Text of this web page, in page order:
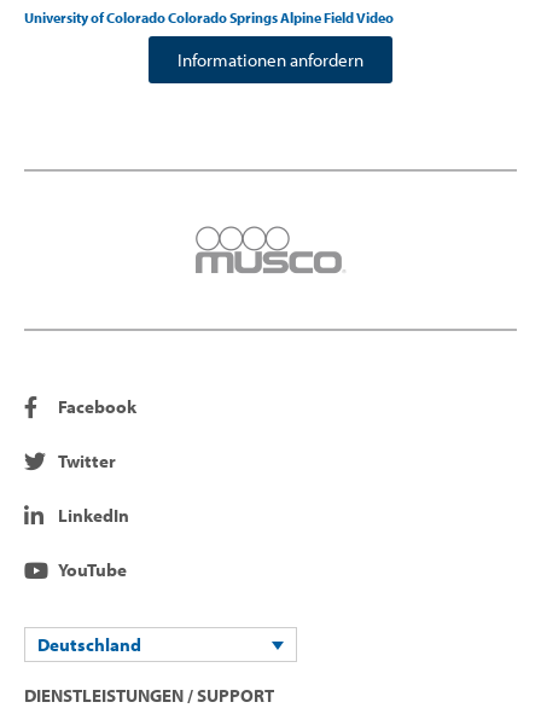
University of Colorado Colorado Springs Alpine Field Video
Informationen anfordern
Facebook
Twitter
LinkedIn
YouTube
Deutschland
DIENSTLEISTUNGEN / SUPPORT